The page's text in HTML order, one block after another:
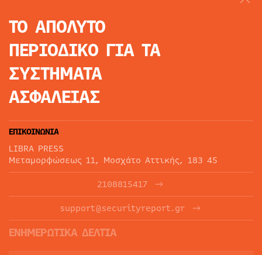
ΤΟ ΑΠΟΛΥΤΟ
ΠΕΡΙΟΔΙΚΟ ΓΙΑ ΤΑ
ΣΥΣΤΗΜΑΤΑ
ΑΣΦΑΛΕΙΑΣ
ΕΠΙΚΟΙΝΩΝΙΑ
LIBRA PRESS
Μεταμορφώσεως 11, Μοσχάτο Αττικής, 183 45
2108815417
support@securityreport.gr
ΕΝΗΜΕΡΩΤΙΚΑ ΔΕΛΤΙΑ